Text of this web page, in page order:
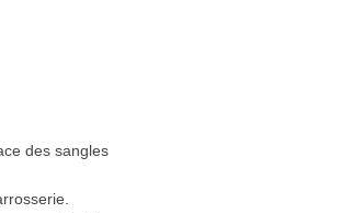
des sangles